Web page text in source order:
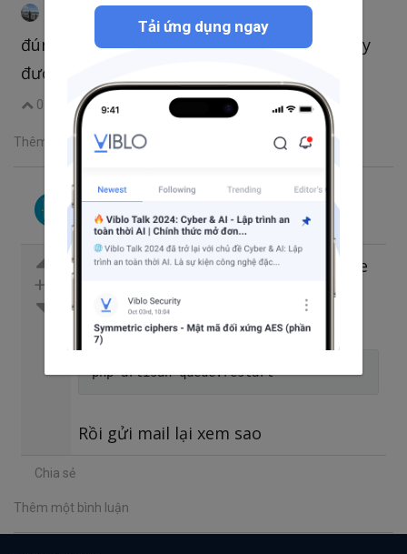
thg 8 14, 2020 12:12 CH
đúng là như vậy, mình reset lại queue là chạy
được !!
0 Trả lời Chia sẻ
Thêm một bình luận
Michael Scofield
Đã trả lời thg 8 4, 2020 1:45 CH
+1
Phần gửi gửi mail bạn có dùng queue
không ? Nếu có thử restart queue
chạy
Rồi gửi mail lại xem sao
Chia sẻ
Thêm một bình luận
Tải ứng dụng ngay